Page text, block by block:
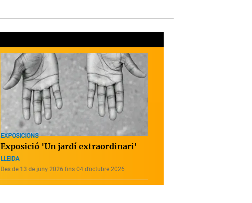
EXPOSICIONS
Exposició 'Un jardí extraordinari'
LLEIDA
Des de 13 de juny 2026 fins 04 d’octubre 2026